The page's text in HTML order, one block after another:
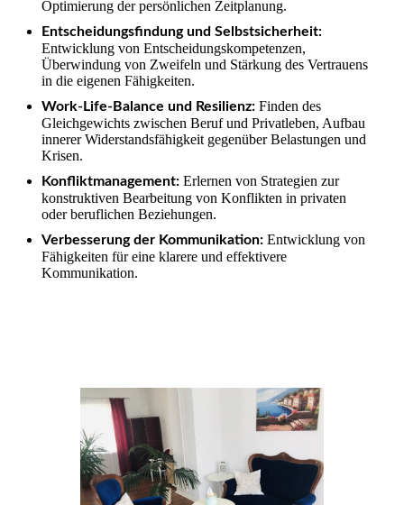
Optimierung der persönlichen Zeitplanung.
Entscheidungsfindung und Selbstsicherheit:
Entwicklung von Entscheidungskompetenzen,
Überwindung von Zweifeln und Stärkung des Vertrauens
in die eigenen Fähigkeiten.
Work-Life-Balance und Resilienz: Finden des
Gleichgewichts zwischen Beruf und Privatleben, Aufbau
innerer Widerstandsfähigkeit gegenüber Belastungen und
Krisen.
Konfliktmanagement: Erlernen von Strategien zur
konstruktiven Bearbeitung von Konflikten in privaten
oder beruflichen Beziehungen.
Verbesserung der Kommunikation: Entwicklung von
Fähigkeiten für eine klarere und effektivere
Kommunikation.